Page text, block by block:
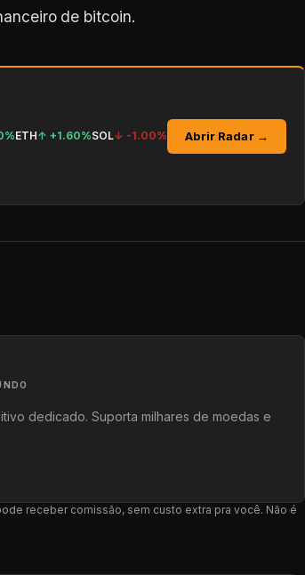
de bitcoin.
ETH↑ +1.60%SOL↓ -1.00% Abrir Radar →
dedicado. Suporta milhares de moedas e
receber comissão, sem custo extra pra você. Não é